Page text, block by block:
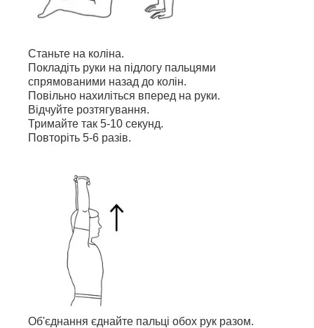
Станьте на коліна.
Покладіть руки на підлогу пальцями
спрямованими назад до колін.
Повільно нахиліться вперед на руки.
Відчуйте розтягування.
Тримайте так 5-10 секунд.
Повторіть 5-6 разів.
Об'єднання єднайте пальці обох рук разом.